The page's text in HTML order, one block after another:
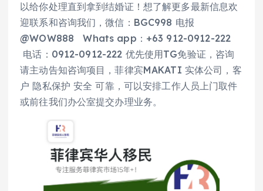
以给你处理直到拿到结婚证！想了解更多最新信息欢
迎联系和咨询我们，微信：BGC998 电报
@WOW888 Whats app：+63 912-0912-222
电话：0912-0912-222 优先使用TG免验证，咨询
请主动告知咨询项目，菲律宾MAKATI 实体公司，客
户 隐私保护 安全 可靠，可以安排工作人员上门取件
或前往我们办公室提交办理业务。